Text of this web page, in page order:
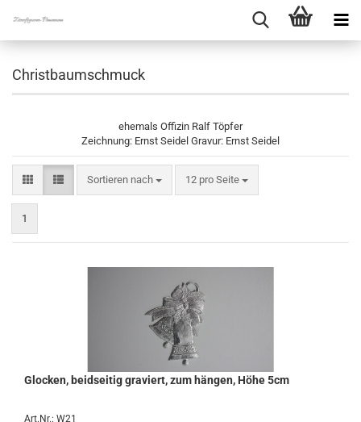
Christbaumschmuck
ehemals Offizin Ralf Töpfer
Zeichnung: Ernst Seidel Gravur: Ernst Seidel
Sortieren nach
Sortieren nach 12 pro Seite
pro Seite
1
Glocken, beidseitig graviert, zum hängen, Höhe 5cm
Art.Nr.: W21